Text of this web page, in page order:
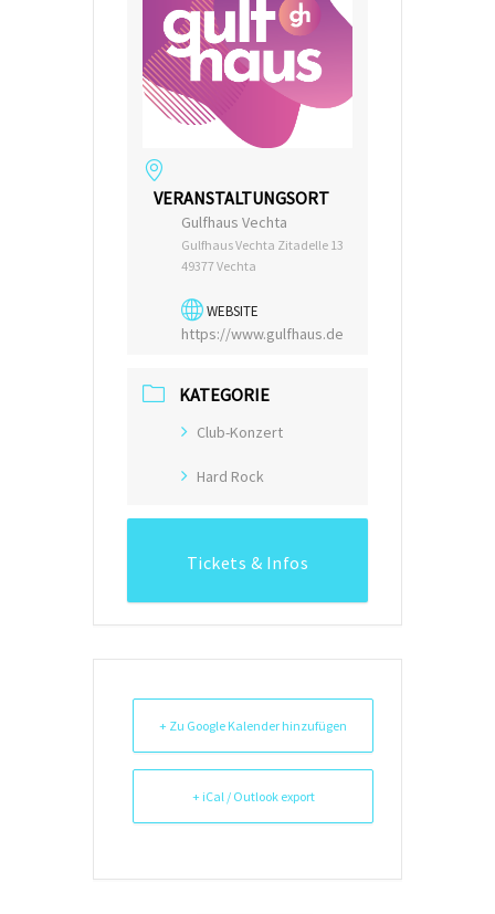
VERANSTALTUNGSORT
Gulfhaus Vechta
Gulfhaus Vechta Zitadelle 13
49377 Vechta
WEBSITE
https://www.gulfhaus.de
KATEGORIE
Club-Konzert
Hard Rock
Tickets & Infos
+ Zu Google Kalender hinzufügen
+ iCal / Outlook export